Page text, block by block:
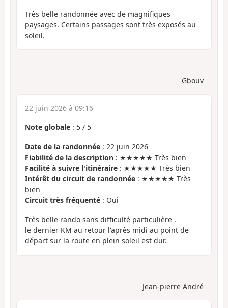
Très belle randonnée avec de magnifiques
paysages. Certains passages sont très exposés au
soleil.
Gbouv
22 juin 2026 à 09:16
Note globale : 5 / 5
Date de la randonnée : 22 juin 2026
Fiabilité de la description : ★★★★★ Très bien
Facilité à suivre l'itinéraire : ★★★★★ Très bien
Intérêt du circuit de randonnée : ★★★★★ Très
bien
Circuit très fréquenté : Oui
Très belle rando sans difficulté particulière .
le dernier KM au retour l'après midi au point de
départ sur la route en plein soleil est dur.
Jean-pierre André